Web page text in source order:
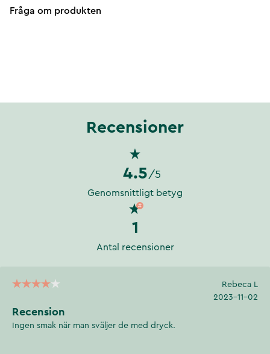
Fråga om produkten
Recensioner
4.5 /5
Genomsnittligt betyg
1
Antal recensioner
Rebeca L
2023-11-02
Recension
Ingen smak när man sväljer de med dryck.